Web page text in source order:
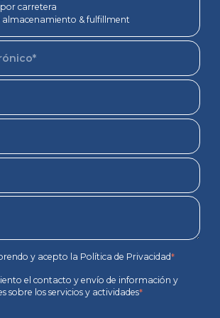
carretera
almacenamiento & fulfillment
y acepto la Política de Privacidad*
el contacto y envío de información y
sobre los servicios y actividades*